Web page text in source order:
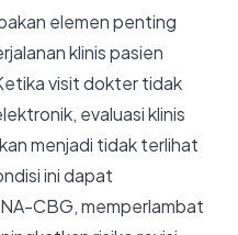
elemen penting
klinis pasien
visit dokter tidak
evaluasi klinis
menjadi tidak terlihat
ini dapat
CBG, memperlambat